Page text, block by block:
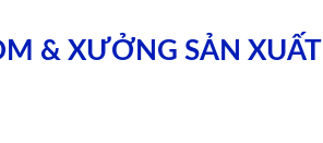
& XƯỞNG SẢN XUẤT